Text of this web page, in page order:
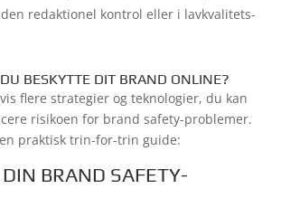
redaktionel kontrol eller i lavkvalitets-
BESKYTTE DIT BRAND ONLINE?
flere strategier og teknologier, du kan
risikoen for brand safety-problemer.
praktisk trin-for-trin guide:
BRAND SAFETY-